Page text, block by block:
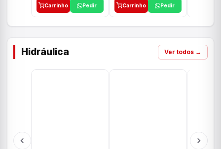
Carrinho Pedir Carrinho Pedir
Hidráulica Ver todos →